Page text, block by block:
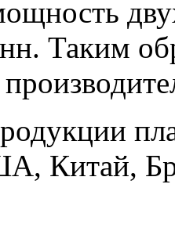
Таким
Китай,